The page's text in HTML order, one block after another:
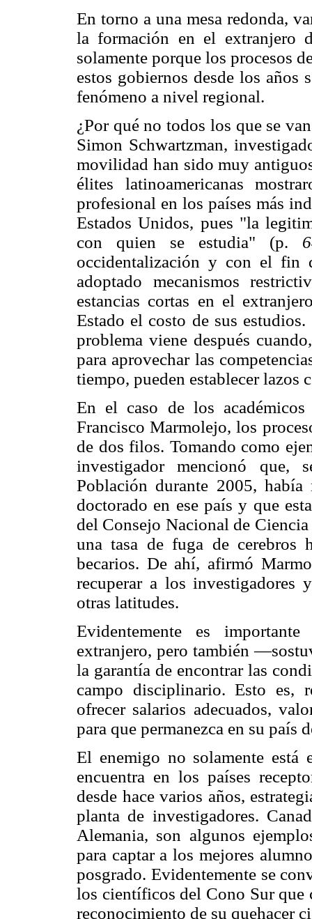
En torno a una mesa redonda,
la formación en el extranjero
solamente porque los procesos
estos gobiernos desde los años
fenómeno a nivel regional.
¿Por qué no todos los que se
Simon Schwartzman,
movilidad han sido muy
élites latinoamericanas
profesional en los países más
Estados Unidos, pues "la
con quien se estudia" (p.
occidentalización y con el fin
adoptado mecanismos
estancias cortas en el
Estado el costo de sus
problema viene después
para aprovechar las
tiempo, pueden establecer lazos
En el caso de los
Francisco Marmolejo, los
de dos filos. Tomando como
investigador mencionó que,
Población durante 2005,
doctorado en ese país y que
del Consejo Nacional de
una tasa de fuga de cerebros
becarios. De ahí, afirmó
recuperar a los investigadores
otras latitudes.
Evidentemente es
extranjero, pero también
la garantía de encontrar las
campo disciplinario. Esto es,
ofrecer salarios adecuados,
para que permanezca en su país
El enemigo no solamente está
encuentra en los países
desde hace varios años,
planta de investigadores.
Alemania, son algunos
para captar a los mejores
posgrado. Evidentemente se
los científicos del Cono Sur que
reconocimiento de su quehacer